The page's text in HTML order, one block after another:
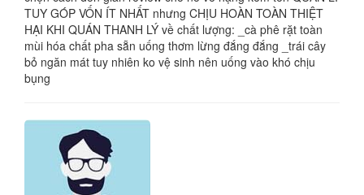
TUY GÓP VỐN ÍT NHẤT nhưng CHỊU HOÀN TOÀN THIỆT
HẠI KHI QUÁN THANH LÝ về chất lượng: _cà phê rặt toàn
mùi hóa chất pha sẵn uống thơm lừng đắng đắng _trái cây
bỏ ngăn mát tuy nhiên ko vệ sinh nên uống vào khó chịu
bụng